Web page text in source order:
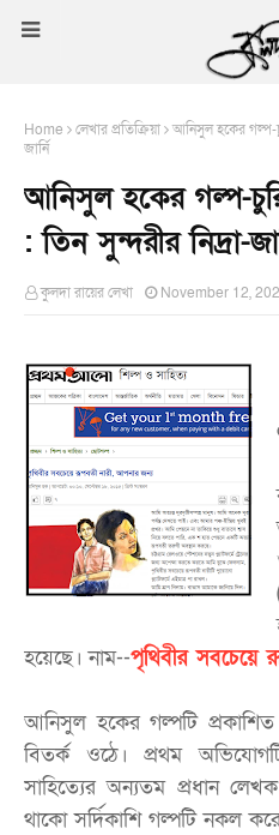
Home লেখার প্রতিক্রিয়া
আনিসুল হকের গল্প-
জার্নি
আনিসুল হকের গল্প-
: তিন সুন্দরীর নিদ্রা-
কুলদা রায়ের লেখা November 12,
হয়েছে। নাম--পৃথিবীর সবচেয়ে
আনিসুল হকের গল্পটি
বিতর্ক ওঠে। প্রথম
সাহিত্যের অন্যতম প্রধান
থাকো সর্দিকাশি গল্পটি নকল